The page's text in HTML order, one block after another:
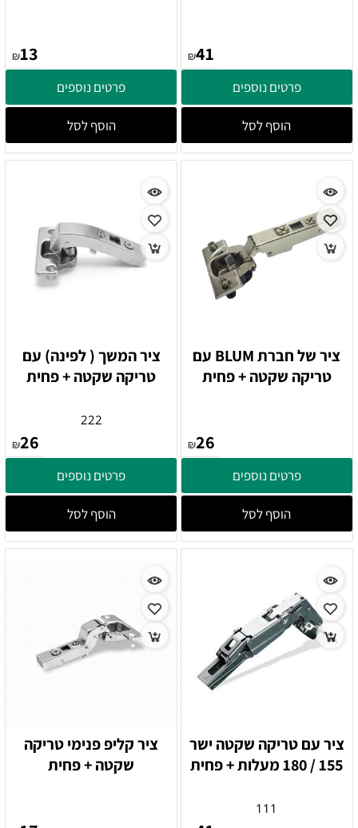
₪41
פרטים נוספים
הוסף לסל
₪13
פרטים נוספים
הוסף לסל
ציר של חברת BLUM עם
טריקה שקטה + פחית
₪26
פרטים נוספים
הוסף לסל
ציר המשך ( לפינה) עם
טריקה שקטה + פחית
222
₪26
פרטים נוספים
הוסף לסל
ציר עם טריקה שקטה ישר
155 / 180 מעלות + פחית
111
ציר קליפ פנימי טריקה
שקטה + פחית